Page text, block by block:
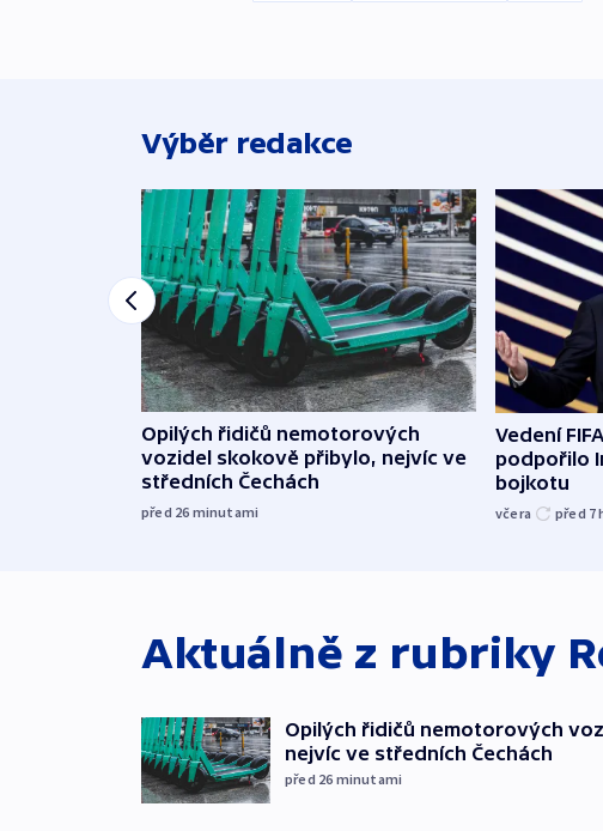
Výběr redakce
Opilých řidičů nemotorových
vozidel skokově přibylo, nejvíc ve
středních Čechách
před 26 minutami
Vedení
podpořilo
bojkotu
včera před 7
Aktuálně z rubriky
Opilých řidičů nemotorových
nejvíc ve středních Čechách
před 26 minutami